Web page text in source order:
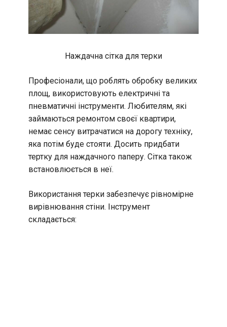
Наждачна сітка для терки
Професіонали, що роблять обробку великих
площ, використовують електричні та
пневматичні інструменти. Любителям, які
займаються ремонтом своєї квартири,
немає сенсу витрачатися на дорогу техніку,
яка потім буде стояти. Досить придбати
тертку для наждачного паперу. Сітка також
встановлюється в неї.
Використання терки забезпечує рівномірне
вирівнювання стіни. Інструмент
складається: